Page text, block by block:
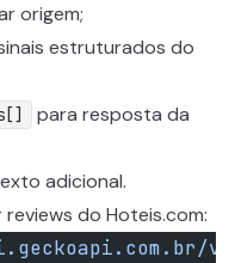
origem;
estruturados do
para resposta da
adicional.
do Hoteis.com: